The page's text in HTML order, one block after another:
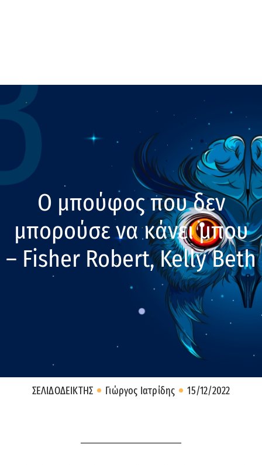
Ο μπούφος που δεν
μπορούσε να κάνει μπου
– Fisher Robert, Kelly Beth
ΣΕΛΙΔΟΔΕΙΚΤΗΣ Γιώργος Ιατρίδης 15/12/2022